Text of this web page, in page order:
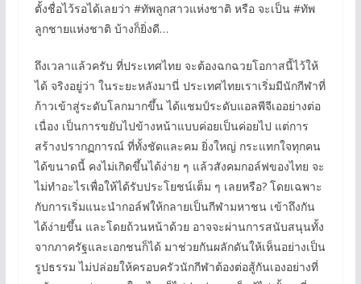
ตั้งชื่อไว้รอได้เลยว่า #ทัพลูกสาวแห่งชาติ หรือ จะเป็น #ทัพ
ลูกชายแห่งชาติ บ้างก็ยิ่งดี…
ถึงเวลาแล้วครับ ที่ประเทศไทย จะต้องฉกฉวยโอกาสนี้ไว้ให้
ได้ จริงอยู่ว่า ในระยะหลังมานี่ ประเทศไทยเราเริ่มมีนักกีฬาที่
ก้าวเข้าสู่ระดับโลกมากขึ้น ได้แชมป์ระดับแอลพีจีเออย่างต่อ
เนื่อง เป็นการขยับไปข้างหน้าแบบค่อยเป็นค่อยไป แต่การ
สร้างปรากฏการณ์ ที่ทั้งชัดและคม ยิ่งใหญ่ กระแทกใจทุกคน
ได้ขนาดนี้ คงไม่เกิดขึ้นได้ง่าย ๆ แล้วสังคมกอล์ฟของไทย จะ
ไม่ทำอะไรเพื่อให้ได้รับประโยชน์เต็ม ๆ เลยหรือ? โดยเฉพาะ
กับการเริ่มแนะนำกอล์ฟให้กลายเป็นกีฬามหาชน เข้าถึงกัน
ได้ง่ายขึ้น และโดยถ้วนหน้าด้วย อาจจะผ่านการสนับสนุนทั้ง
จากภาครัฐและเอกชนก็ได้ มาช่วยกันผลักดันให้เห็นอย่างเป็น
รูปธรรม ไม่ปล่อยให้ครอบครัวนักกีฬาต้องต่อสู้กันเองอย่างที่